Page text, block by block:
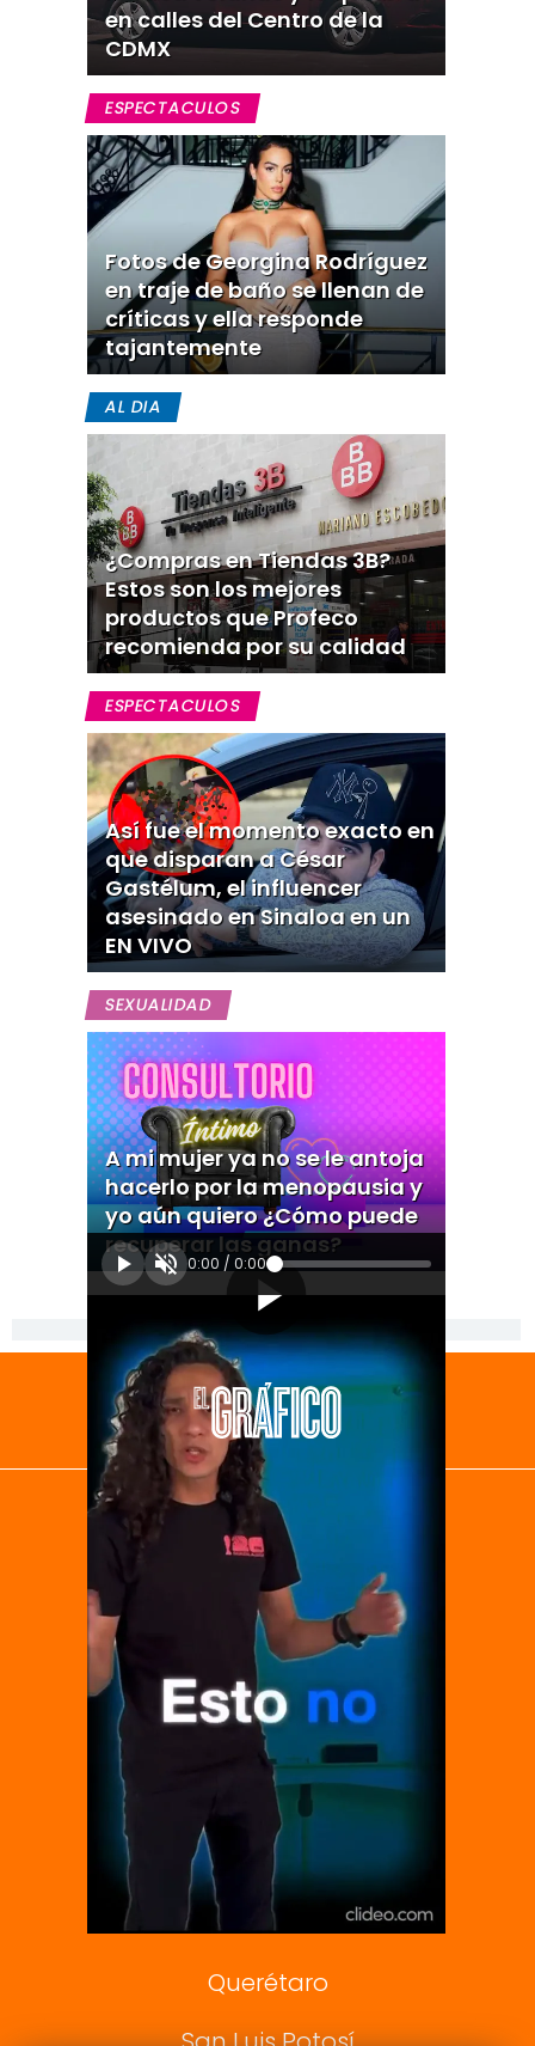
en calles del Centro de la
CDMX
ESPECTACULOS
Fotos de Georgina Rodríguez
en traje de baño se llenan de
críticas y ella responde
tajantemente
AL DIA
¿Compras en Tiendas 3B?
Estos son los mejores
productos que Profeco
recomienda por su calidad
ESPECTACULOS
Así fue el momento exacto en
que disparan a César
Gastélum, el influencer
asesinado en Sinaloa en un
EN VIVO
SEXUALIDAD
A mi mujer ya no se le antoja
hacerlo por la menopausia y
yo aún quiero ¿Cómo puede
recuperar las ganas?
0:00 / 0:00
[Publicidad]
El Universal
Vive USA
Clase
De 10 sports
DeDinero
Confabulario
Aviso Oportuno
Consultas
Querétaro